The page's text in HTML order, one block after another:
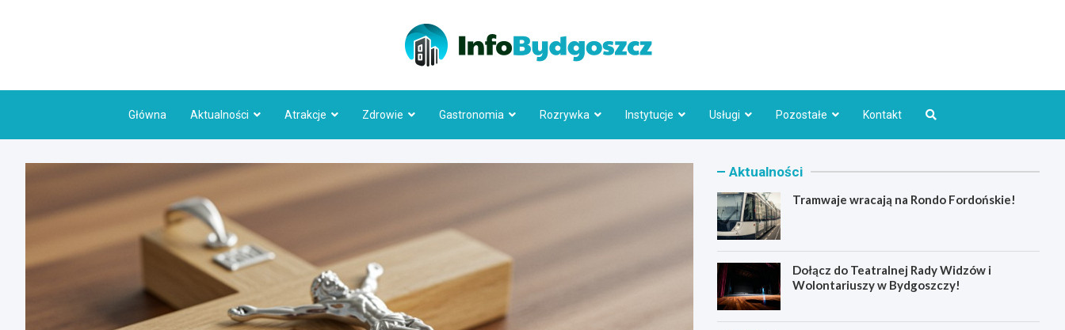
Główna Aktualności Atrakcje Zdrowie Gastronomia Rozrywka Instytucje Usługi Pozostałe Kontakt
Aktualności
Tramwaje wracają na Rondo Fordońskie!
Dołącz do Teatralnej Rady Widzów i
Wolontariuszy w Bydgoszczy!